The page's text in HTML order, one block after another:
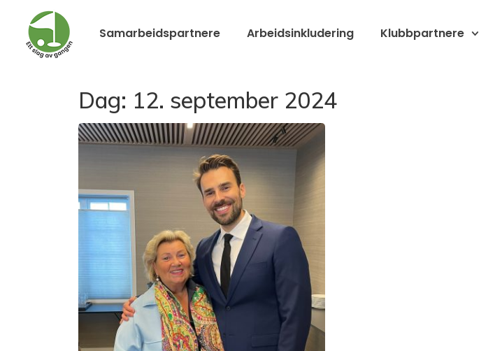
Samarbeidspartnere Arbeidsinkludering Klubbpartnere
Dag: 12. september 2024